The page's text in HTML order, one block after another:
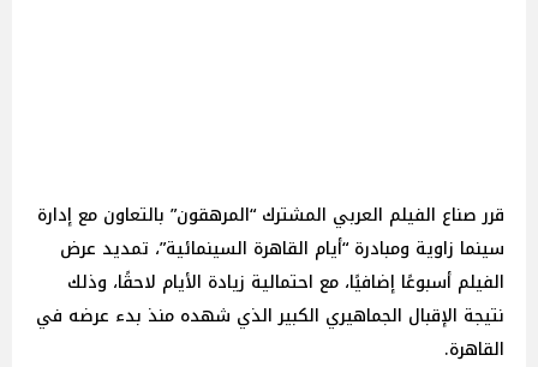
قرر صناع الفيلم العربي المشترك “المرهقون” بالتعاون مع إدارة
سينما زاوية ومبادرة “أيام القاهرة السينمائية”، تمديد عرض
الفيلم أسبوعًا إضافيًا، مع احتمالية زيادة الأيام لاحقًا، وذلك
نتيجة الإقبال الجماهيري الكبير الذي شهده منذ بدء عرضه في
القاهرة.